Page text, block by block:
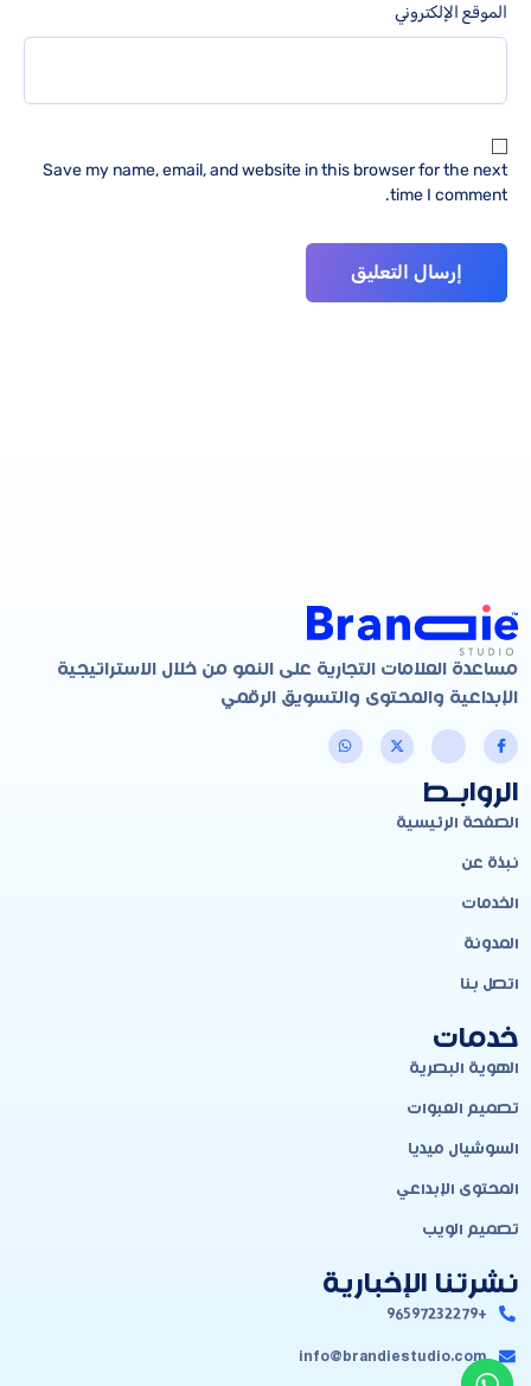
الموقع الإلكتروني
Save my name, email, and website in this browser for the next
time I comment.
مساعدة العلامات التجارية على النمو من خلال الاستراتيجية
الإبداعية والمحتوى والتسويق الرقمي
الروابـط
الصفحة الرئيسية
نبذة عن
الخدمات
المدونة
اتصل بنا
خدمات
الهوية البصرية
تصميم العبوات
السوشيال ميديا
المحتوى الإبداعي
تصميم الويب
نشرتنا الإخبارية
+96597232279
info@brandiestudio.com